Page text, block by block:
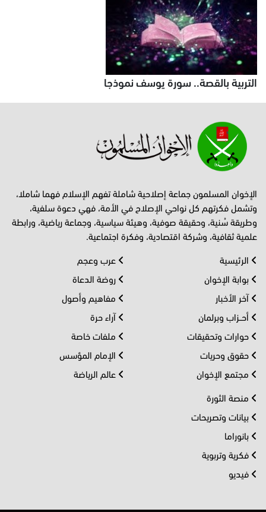
التربية بالقصة.. سورة يوسف نموذجا
الإخوان المسلمون جماعة إصلاحية شاملة تفهم الإسلام فهما شاملا،
وتشمل فكرتهم كل نواحي الإصلاح في الأمة، فهي دعوة سلفية،
وطريقة سُنية، وحقيقة صوفية، وهيئة سياسية، وجماعة رياضية، ورابطة
علمية ثقافية، وشركة اقتصادية، وفكرة اجتماعية.
الرئيسية
بوابة الإخوان
آخر الأخبار
أحــزاب وبرلمان
حوارات وتحقيقات
حقوق وحريات
مجتمع الإخوان
عرب وعجم
روضة الدعاة
مفاهيم وأصول
آراء حرة
ملفات خاصة
الإمام المؤسس
عالم الرياضة
منصة الثورة
بيانات وتصريحات
بانوراما
فكرية وتربوية
فيديو